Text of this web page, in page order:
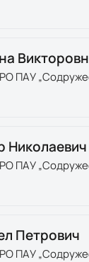
ПАУ
Николаевич
ПАУ
Петрович
ПАУ